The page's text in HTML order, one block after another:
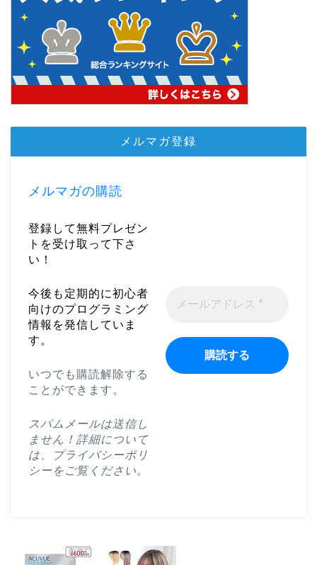
メルマガ登録
メルマガの購読
登録して無料プレゼン
トを受け取って下さ
い！
今後も定期的に初心者
向けのプログラミング
情報を発信していま
す。
いつでも購読解除する
ことができます。
スパムメールは送信し
ません！詳細について
は、
プライバシーポリ
シーをご覧ください。